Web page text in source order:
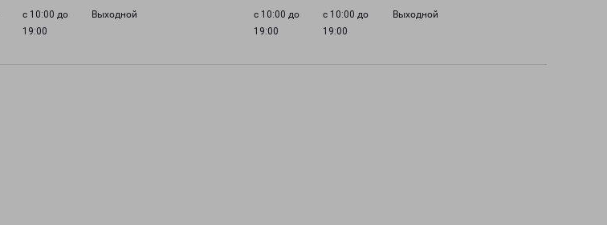
с 10:00 до
19:00
Выходной
с 10:00 до
19:00
с 10:00 до
19:00
Выходной